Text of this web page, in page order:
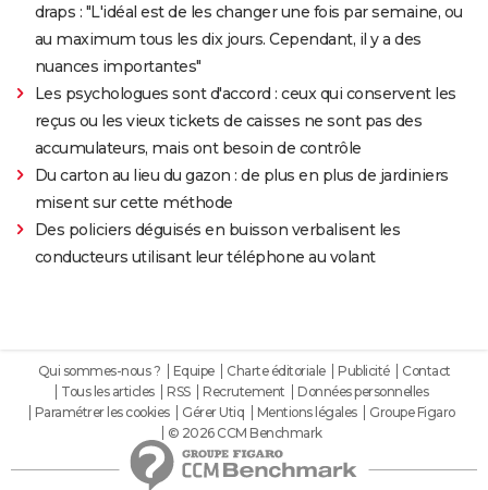
draps : "L'idéal est de les changer une fois par semaine, ou
au maximum tous les dix jours. Cependant, il y a des
nuances importantes"
Les psychologues sont d'accord : ceux qui conservent les
reçus ou les vieux tickets de caisses ne sont pas des
accumulateurs, mais ont besoin de contrôle
Du carton au lieu du gazon : de plus en plus de jardiniers
misent sur cette méthode
Des policiers déguisés en buisson verbalisent les
conducteurs utilisant leur téléphone au volant
Qui sommes-nous ? Equipe Charte éditoriale Publicité
Contact
Tous les articles
RSS Recrutement
Données personnelles
Paramétrer les cookies
Gérer Utiq Mentions légales
Groupe Figaro
© 2026 CCM Benchmark